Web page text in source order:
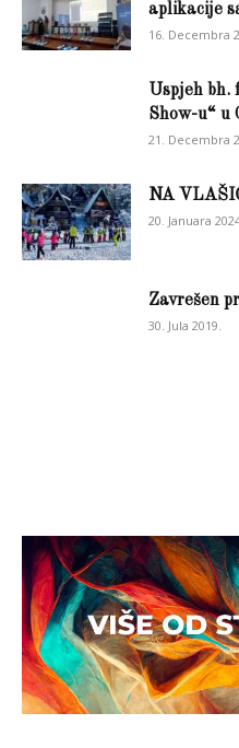
aplikacije
16. Decembra
Uspjeh
Show-u“ u
21. Decembra
NA
20. Januara
Zavrešen
30. Jula 2019.